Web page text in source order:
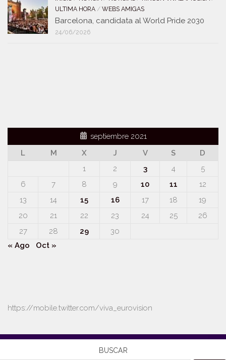
ULTIMA HORA / WEBS AMIGAS
Barcelona, candidata al World Pride 2030
24/06/2026
septiembre 2021
L
M X J V S
D
1
2 3 4
5
6
7 8 9 10 11
12
13
14 15 16 17 18
19
20
21 22 23 24 25
26
27
28 29
30
« Ago
Oct »
https://mobile.twitter.com/viva_eurovision
BUSCAR